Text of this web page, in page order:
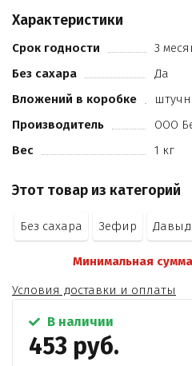
Характеристики
Срок годности
3
Без сахара
Да
Вложений в коробке
Производитель
ООО
Вес
1 кг
Этот товар из категорий
Без сахара Зефир
Минимальная
Условия доставки и оплаты
В наличии
453 руб.